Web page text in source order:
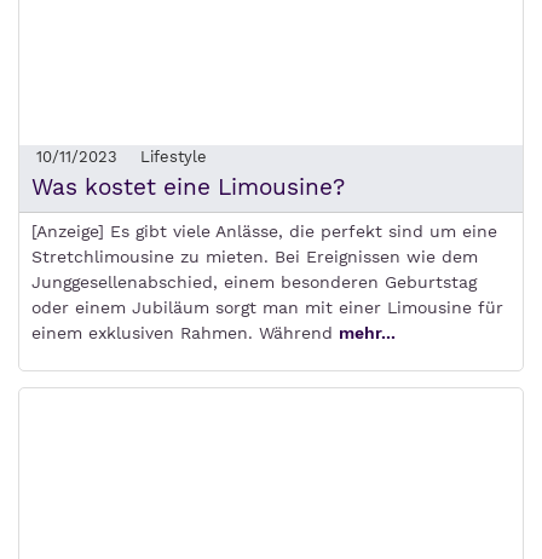
10/11/2023 Lifestyle
Was kostet eine Limousine?
[Anzeige] Es gibt viele Anlässe, die perfekt sind um eine
Stretchlimousine zu mieten. Bei Ereignissen wie dem
Junggesellenabschied, einem besonderen Geburtstag
oder einem Jubiläum sorgt man mit einer Limousine für
einem exklusiven Rahmen. Während mehr...